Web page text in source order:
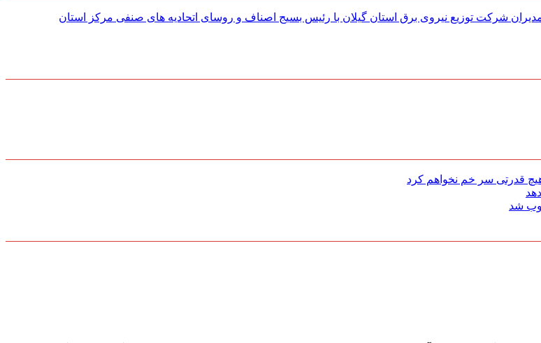
شركت توزیع نیروی برق استان گیلان با رئیس بسیج اصناف و روسای اتحادیه های صنفی مركز استان
قدرتی سر خم نخواهم کرد
شد